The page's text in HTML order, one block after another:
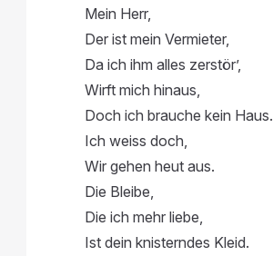
Mein Herr,
Der ist mein Vermieter,
Da ich ihm alles zerstör’,
Wirft mich hinaus,
Doch ich brauche kein Haus.
Ich weiss doch,
Wir gehen heut aus.
Die Bleibe,
Die ich mehr liebe,
Ist dein knisterndes Kleid.